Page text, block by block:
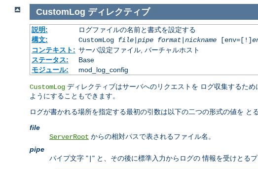
CustomLog ディレクティブ
説明:
ログファイルの名前と書式を設定する
構文:
CustomLog file|pipe format|nickname[env=[!]
コンテキスト: サーバ設定ファイル, バーチャルホスト
ステータス:
Base
モジュール:
mod_log_config
CustomLog ディレクティブはサーバへのリクエストを ログ収集するた
ようにすることもできます。
ログが書かれる場所を指定する最初の引数は以下の二つの形式の値を と
file
ServerRoot からの相対パスで表されるファイル名。
pipe
パイプ文字 "|" と、その後に標準入力からログの 情報を受けとる